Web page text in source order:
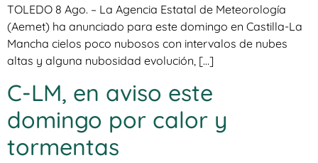
TOLEDO 8 Ago. – La Agencia Estatal de Meteorología
(Aemet) ha anunciado para este domingo en Castilla-La
Mancha cielos poco nubosos con intervalos de nubes
altas y alguna nubosidad evolución, […]
C-LM, en aviso este
domingo por calor y
tormentas